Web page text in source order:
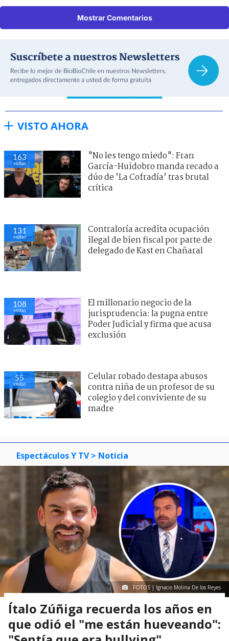
Mostrar Comentarios
VISTO AHORA
163
visitas
"No les tengo miedo": Fran
García-Huidobro manda recado a
dúo de ’La Cofradía’ tras brutal
crítica
131
visitas
Contraloría acredita ocupación
ilegal de bien fiscal por parte de
delegado de Kast en Chañaral
108
visitas
El millonario negocio de la
jurisprudencia: la pugna entre
Poder Judicial y firma que acusa
exclusión
55
visitas
Celular robado destapa abusos
contra niña de un profesor de su
colegio y del conviviente de su
madre
Espectáculos Y TV > Noticia
FOTOS | Ignacio Molina De los Reyes
Ítalo Zúñiga recuerda los años en
que odió el "me están hueveando":